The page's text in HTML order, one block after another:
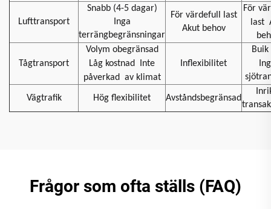
Lufttransport
Snabb (4-5 dagar)
Inga
terrängbegränsningar
För värdefull last
Akut behov
För
last
Tågtransport
Volym obegränsad
Låg kostnad
Inte
påverkad
av klimat
Inflexibilitet
Vägtrafik Hög flexibilitet Avståndsbegränsad
Frågor som ofta ställs (FAQ)